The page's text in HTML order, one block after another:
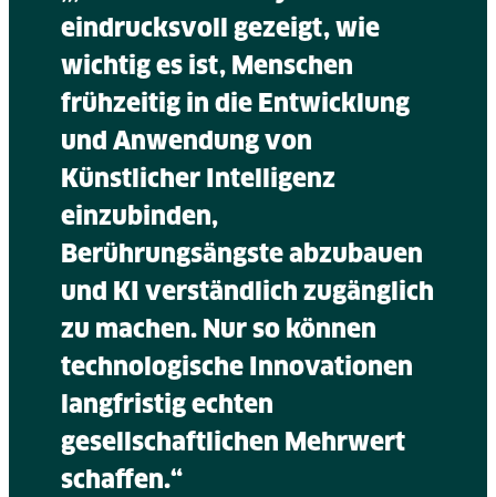
eindrucksvoll gezeigt, wie
wichtig es ist, Menschen
frühzeitig in die Entwicklung
und Anwendung von
Künstlicher Intelligenz
einzubinden,
Berührungsängste abzubauen
und KI verständlich zugänglich
zu machen. Nur so können
technologische Innovationen
langfristig echten
gesellschaftlichen Mehrwert
schaffen.“